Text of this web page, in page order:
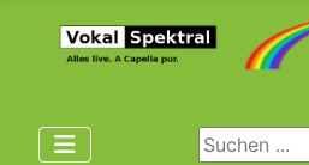
Suchen ...